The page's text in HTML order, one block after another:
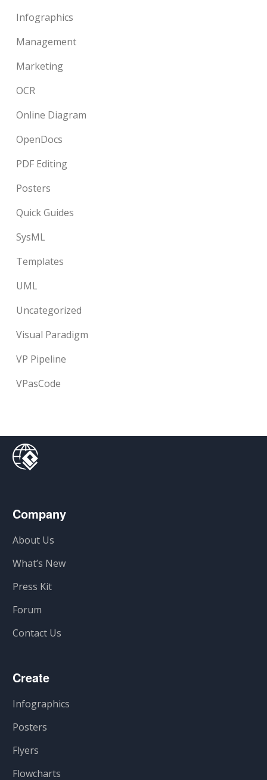
Infographics
Management
Marketing
OCR
Online Diagram
OpenDocs
PDF Editing
Posters
Quick Guides
SysML
Templates
UML
Uncategorized
Visual Paradigm
VP Pipeline
VPasCode
Company
About Us
What’s New
Press Kit
Forum
Contact Us
Create
Infographics
Posters
Flyers
Flowcharts